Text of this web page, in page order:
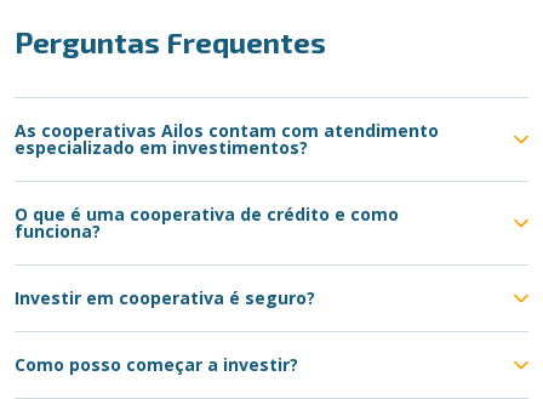
Perguntas Frequentes
As cooperativas Ailos contam com atendimento
especializado em investimentos?
O que é uma cooperativa de crédito e como
funciona?
Investir em cooperativa é seguro?
Como posso começar a investir?